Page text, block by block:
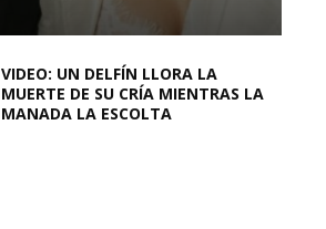
VIDEO: UN DELFÍN LLORA LA
MUERTE DE SU CRÍA MIENTRAS LA
MANADA LA ESCOLTA